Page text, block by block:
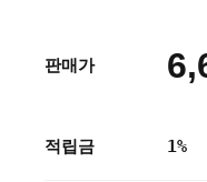
판매가
적립금 1%